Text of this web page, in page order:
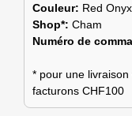
Couleur: Red
Shop*: Cham
Numéro de
* pour une
facturons CHF100